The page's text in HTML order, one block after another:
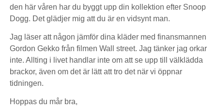
den här våren har du byggt upp din kollektion efter Snoop
Dogg. Det glädjer mig att du är en vidsynt man.
Jag läser att någon jämför dina kläder med finansmannen
Gordon Gekko från filmen Wall street. Jag tänker jag orkar
inte. Allting i livet handlar inte om att se upp till välklädda
brackor, även om det är lätt att tro det när vi öppnar
tidningen.
Hoppas du mår bra,